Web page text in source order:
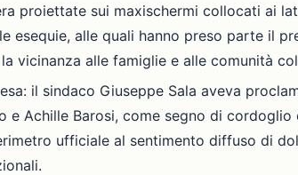
proiettate sui maxischermi collocati ai
alle quali hanno preso parte il
vicinanza alle famiglie e alle comunità
il sindaco Giuseppe Sala aveva
e Achille Barosi, come segno di
ufficiale al sentimento diffuso di